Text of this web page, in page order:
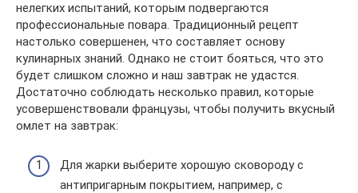
нелегких испытаний, которым подвергаются
профессиональные повара. Традиционный рецепт
настолько совершенен, что составляет основу
кулинарных знаний. Однако не стоит бояться, что это
будет слишком сложно и наш завтрак не удастся.
Достаточно соблюдать несколько правил, которые
усовершенствовали французы, чтобы получить вкусный
омлет на завтрак:
Для жарки выберите хорошую сковороду с
антипригарным покрытием, например, с